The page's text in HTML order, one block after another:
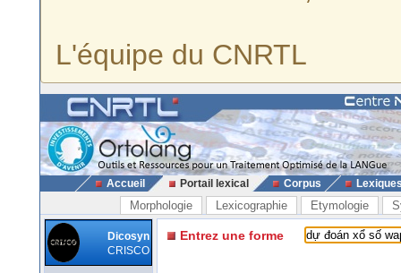
L'équipe du CNRTL
Accueil Portail lexical Corpus
Morphologie Lexicographie Etymologie
Dicosyn
CRISCO
Entrez une forme